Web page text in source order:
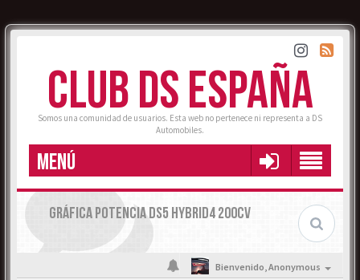
CLUB DS ESPAÑA
Somos una comunidad de usuarios. Esta web no pertenece ni representa a DS
Automobiles.
MENÚ
GRÁFICA POTENCIA DS5 HYBRID4 200CV
Bienvenido,Anonymous